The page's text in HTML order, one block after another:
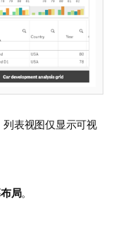
表视图仅显示可视
局。